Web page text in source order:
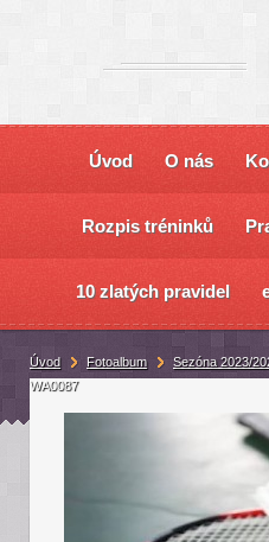
Úvod O nás
Rozpis tréninků
10 zlatých pravidel
Úvod Fotoalbum Sezóna 2023/
WA0087